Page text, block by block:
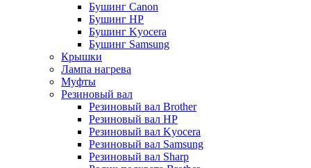
Бушинг Canon
Бушинг HP
Бушинг Kyocera
Бушинг Samsung
Крышки
Лампа нагрева
Муфты
Резиновый вал
Резиновый вал Brother
Резиновый вал HP
Резиновый вал Kyocera
Резиновый вал Samsung
Резиновый вал Sharp